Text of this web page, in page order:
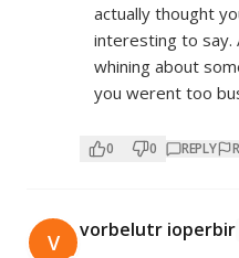
actually thought
interesting to say.
whining about
you werent too
0 0 REPLY
V vorbelutr ioperbir